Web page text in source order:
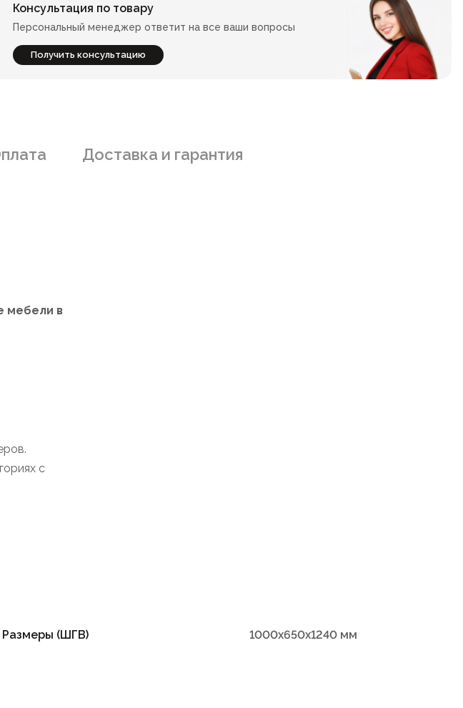
Консультация по товару
Персональный менеджер ответит на все ваши вопросы
Получить консультацию
Доставка и гарантия
мебели в
с
Размеры (ШГВ) 1000х650х1240 мм